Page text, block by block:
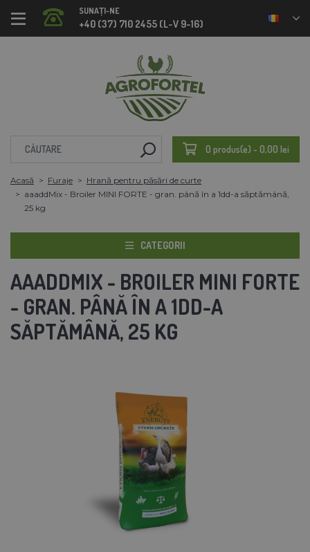
SUNAȚI-NE
+40 (37) 710 2455 (L-V 9-16)
0 produs(e) - 0,00 lei
Acasă Furaje
Hrană pentru păsări de curte
aaaddMix - Broiler MINI FORTE - gran. până în a 1dd-a săptămână,
25 kg
CATEGORII
AAADDMIX - BROILER MINI FORTE
- GRAN. PÂNĂ ÎN A 1DD-A
SĂPTĂMÂNĂ, 25 KG